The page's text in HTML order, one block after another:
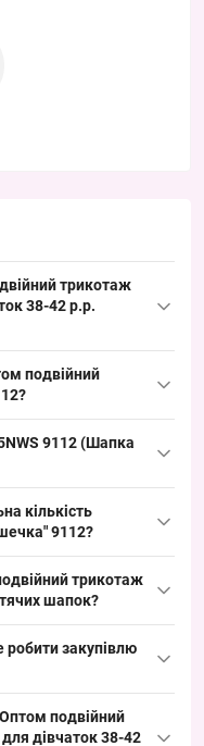
трикотаж
38-42 р.р.
9112 можна оптом
на торгових точках і
подвійний
осінь, він
дитячого одягу.
9112 (Шапка
Посадка
як ходовий
кількість
9112?
трикотаж
шапок?
що робить її
для інших сезонів, але
попит і додає
закупівлю
за 4–6 тижнів до
подвійний
дівчаток 38-42